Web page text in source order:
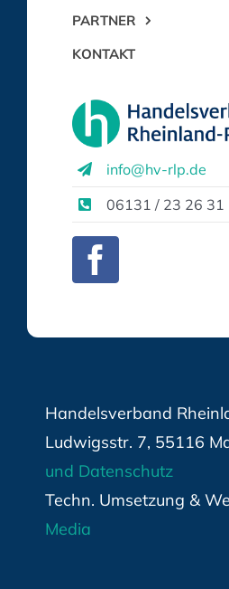
PARTNER
KONTAKT
info@hv-rlp.de
06131 / 23 26 31
Handelsverband
Ludwigsstr. 7, 55116
und Datenschutz
Techn. Umsetzung &
Media